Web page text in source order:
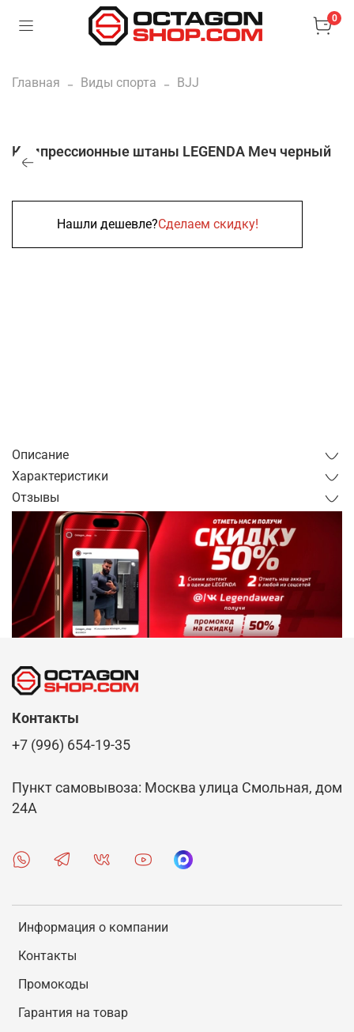
0
Главная Виды спорта BJJ
Компрессионные штаны LEGENDA Меч черный
Нашли дешевле?Сделаем скидку!
Описание
Характеристики
Отзывы
Информация о компании
Контакты
Промокоды
Гарантия на товар
Контакты
+7 (996) 654-19-35
Пункт самовывоза: Москва улица Смольная, дом
24А